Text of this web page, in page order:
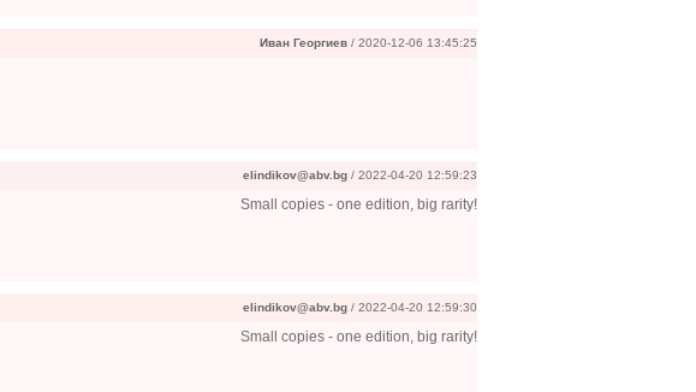
Иван Георгиев / 2020-12-06 13:45:25
elindikov@abv.bg / 2022-04-20 12:59:23
Small copies - one edition, big rarity!
elindikov@abv.bg / 2022-04-20 12:59:30
Small copies - one edition, big rarity!